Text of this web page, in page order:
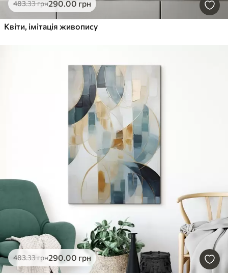
483.33грн290.00 грн
Квіти, імітація живопису
483.33грн290.00 грн